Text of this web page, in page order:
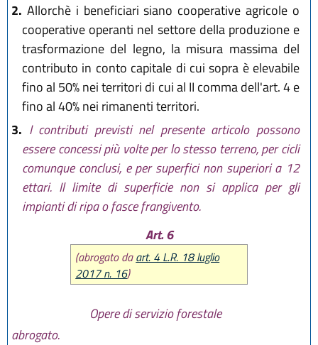
2. Allorchè i beneficiari siano cooperative agricole o
cooperative operanti nel settore della produzione e
trasformazione del legno, la misura massima del
contributo in conto capitale di cui sopra è elevabile
fino al 50% nei territori di cui al II comma dell'art. 4 e
fino al 40% nei rimanenti territori.
3. I contributi previsti nel presente articolo possono
essere concessi più volte per lo stesso terreno, per cicli
comunque conclusi, e per superfici non superiori a 12
ettari. Il limite di superficie non si applica per gli
impianti di ripa o fasce frangivento.
Art. 6
(abrogato daart. 4 L.R. 18 luglio
2017 n. 16)
Opere di servizio forestale
abrogato.